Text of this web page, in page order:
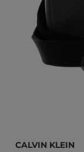
Calvin Klein